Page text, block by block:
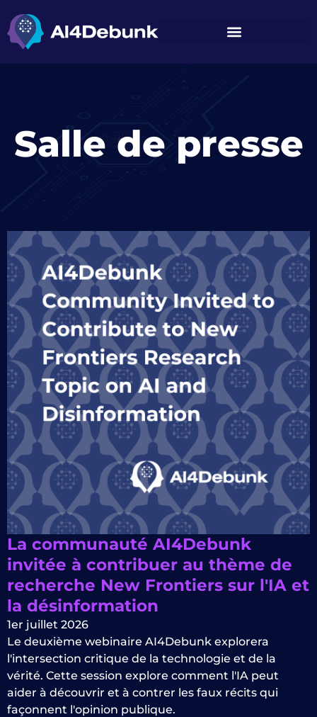
Salle de presse
La communauté AI4Debunk
invitée à contribuer au thème de
recherche New Frontiers sur l'IA et
la désinformation
1er juillet 2026
Le deuxième webinaire AI4Debunk explorera
l'intersection critique de la technologie et de la
vérité. Cette session explore comment l'IA peut
aider à découvrir et à contrer les faux récits qui
façonnent l'opinion publique.